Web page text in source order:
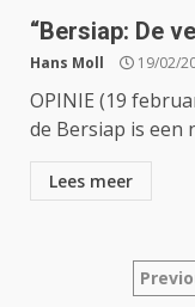
“Bersiap: De
Hans Moll 19/02/
OPINIE (19
de Bersiap is een
Lees meer